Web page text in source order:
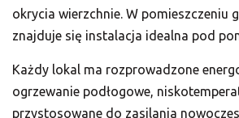
okrycia wierzchnie. W pomieszczeniu
znajduje się instalacja idealna pod
Każdy lokal ma rozprowadzone
ogrzewanie podłogowe,
przystosowane do zasilania